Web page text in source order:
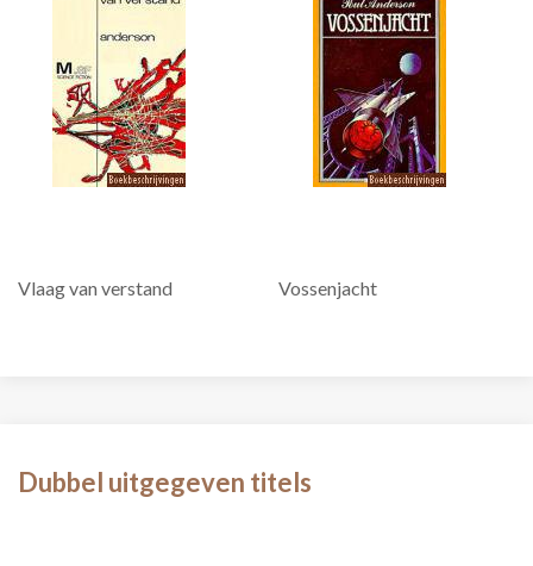
Vlaag van verstand Vossenjacht
Dubbel uitgegeven titels